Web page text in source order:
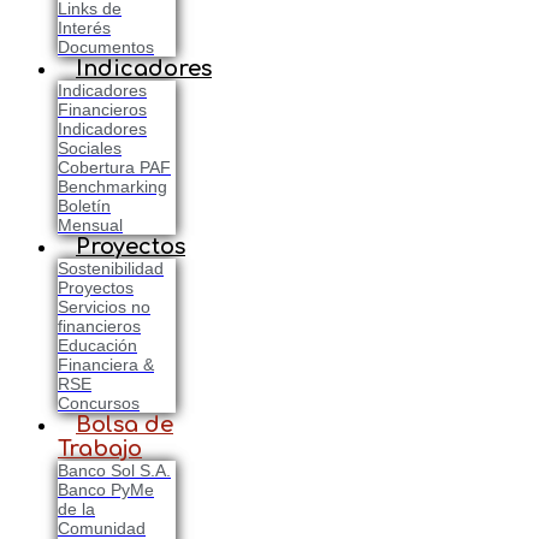
Links de
Interés
Documentos
Indicadores
Indicadores
Financieros
Indicadores
Sociales
Cobertura PAF
Benchmarking
Boletín
Mensual
Proyectos
Sostenibilidad
Proyectos
Servicios no
financieros
Educación
Financiera &
RSE
Concursos
Bolsa de
Trabajo
Banco Sol S.A.
Banco PyMe
de la
Comunidad